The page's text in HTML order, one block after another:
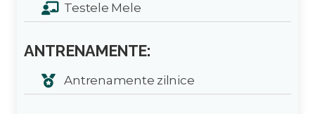
Testele Mele
ANTRENAMENTE:
Antrenamente zilnice